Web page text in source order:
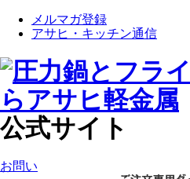
メルマガ登録
アサヒ・キッチン通信
公式サイト
お問い